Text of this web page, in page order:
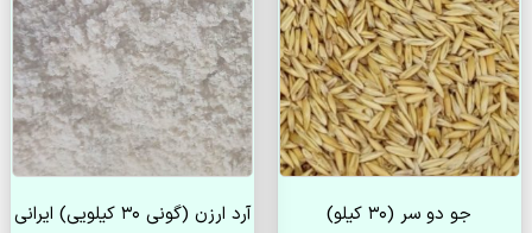
جو دو سر (۳۰ کیلو) آرد ارزن (گونی ۳۰ کیلو‌یی) ایرانی